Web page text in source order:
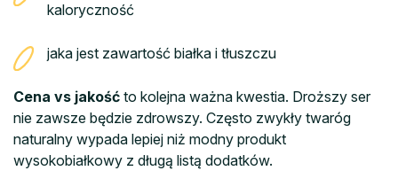
kaloryczność
jaka jest zawartość białka i tłuszczu
Cena vs jakość to kolejna ważna kwestia. Droższy ser
nie zawsze będzie zdrowszy. Często zwykły twaróg
naturalny wypada lepiej niż modny produkt
wysokobiałkowy z długą listą dodatków.